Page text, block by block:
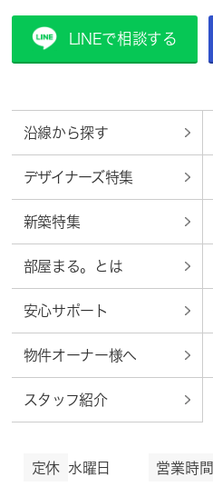
LINEで相談する
沿線から探す
デザイナーズ特集
新築特集
部屋まる。とは
安心サポート
物件オーナー様へ
スタッフ紹介
定休 水曜日 営業時間